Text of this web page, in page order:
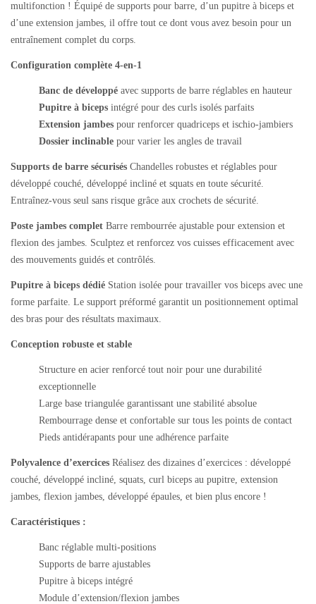
multifonction ! Équipé de supports pour barre, d’un pupitre à biceps et
d’une extension jambes, il offre tout ce dont vous avez besoin pour un
entraînement complet du corps.
Configuration complète 4-en-1
Banc de développé avec supports de barre réglables en hauteur
Pupitre à biceps intégré pour des curls isolés parfaits
Extension jambes pour renforcer quadriceps et ischio-jambiers
Dossier inclinable pour varier les angles de travail
Supports de barre sécurisés Chandelles robustes et réglables pour
développé couché, développé incliné et squats en toute sécurité.
Entraînez-vous seul sans risque grâce aux crochets de sécurité.
Poste jambes complet Barre rembourrée ajustable pour extension et
flexion des jambes. Sculptez et renforcez vos cuisses efficacement avec
des mouvements guidés et contrôlés.
Pupitre à biceps dédié Station isolée pour travailler vos biceps avec une
forme parfaite. Le support préformé garantit un positionnement optimal
des bras pour des résultats maximaux.
Conception robuste et stable
Structure en acier renforcé tout noir pour une durabilité
exceptionnelle
Large base triangulée garantissant une stabilité absolue
Rembourrage dense et confortable sur tous les points de contact
Pieds antidérapants pour une adhérence parfaite
Polyvalence d’exercices Réalisez des dizaines d’exercices : développé
couché, développé incliné, squats, curl biceps au pupitre, extension
jambes, flexion jambes, développé épaules, et bien plus encore !
Caractéristiques :
Banc réglable multi-positions
Supports de barre ajustables
Pupitre à biceps intégré
Module d’extension/flexion jambes